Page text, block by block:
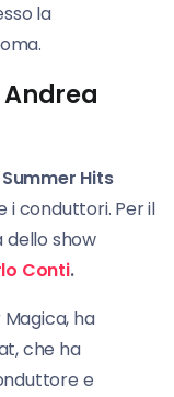
la
Summer Hits
i conduttori. Per il
dello show
Conti.
Magica, ha
che ha
e